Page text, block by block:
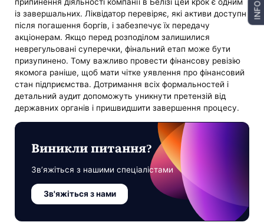
із завершальних. Ліквідатор перевіряє, які активи доступні
після погашення боргів, і забезпечує їх передачу
акціонерам. Якщо перед розподілом залишилися
неврегульовані суперечки, фінальний етап може бути
призупинено. Тому важливо провести фінансову ревізію
якомога раніше, щоб мати чітке уявлення про фінансовий
стан підприємства. Дотримання всіх формальностей і
детальний аудит допоможуть уникнути претензій від
державних органів і пришвидшити завершення процесу.
Виникли питання?
Зв’яжіться з нашими спеціалістами
Зв'яжіться з нами
INFO